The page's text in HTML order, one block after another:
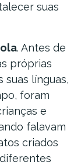
suas
. Antes de
próprias
suas línguas,
foram
e
falavam
criados